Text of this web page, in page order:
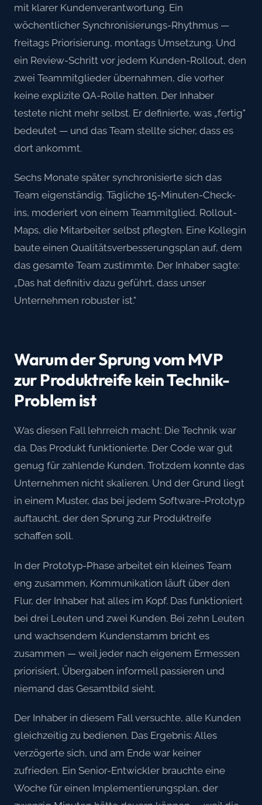
mit klarer Kundenverantwortung. Ein
wöchentlicher Synchronisierungs-Rhythmus —
freitags Priorisierung, montags Umsetzung. Und
ein Review-Schritt vor jedem Kunden-Rollout, den
zwei Teammitglieder übernahmen, die vorher
keine explizite QA-Rolle hatten. Der Inhaber
testete nicht mehr selbst. Er definierte, was „fertig"
bedeutet — und das Team stellte sicher, dass es
dort ankommt.
Sechs Monate später synchronisierte sich das
Team eigenständig. Tägliche 15-Minuten-Check-
ins, moderiert von einem Teammitglied. Rollout-
Maps, die Mitarbeiter selbst pflegten. Eine Kollegin
baute einen Qualitätsverbesserungsplan auf, dem
das gesamte Team zustimmte. Der Inhaber sagte:
„Das hat definitiv dazu geführt, dass unser
Unternehmen robuster ist."
Warum der Sprung vom MVP
zur Produktreife kein Technik-
Problem ist
Was diesen Fall lehrreich macht: Die Technik war
da. Das Produkt funktionierte. Der Code war gut
genug für zahlende Kunden. Trotzdem konnte das
Unternehmen nicht skalieren. Und der Grund liegt
in einem Muster, das bei jedem Software-Prototyp
auftaucht, der den Sprung zur Produktreife
schaffen soll.
In der Prototyp-Phase arbeitet ein kleines Team
eng zusammen, Kommunikation läuft über den
Flur, der Inhaber hat alles im Kopf. Das funktioniert
bei drei Leuten und zwei Kunden. Bei zehn Leuten
und wachsendem Kundenstamm bricht es
zusammen — weil jeder nach eigenem Ermessen
priorisiert, Übergaben informell passieren und
niemand das Gesamtbild sieht.
Der Inhaber in diesem Fall versuchte, alle Kunden
gleichzeitig zu bedienen. Das Ergebnis: Alles
verzögerte sich, und am Ende war keiner
zufrieden. Ein Senior-Entwickler brauchte eine
Woche für einen Implementierungsplan, der